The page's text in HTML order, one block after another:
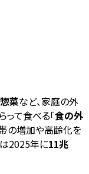
菜など、家庭の外
て食べる「食の外
の増加や高齢化を
2025年に11兆